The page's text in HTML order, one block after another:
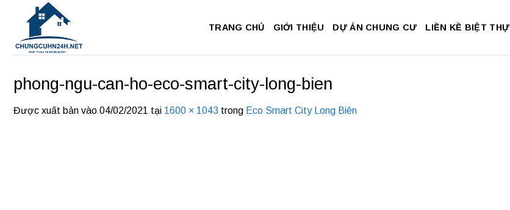
dung
TRANG CHỦ GIỚI THIỆU DỰ ÁN CHUNG CƯ LIỀN KỀ BIỆT THỰ
phong-ngu-can-ho-eco-smart-city-long-bien
Được xuất bản vào 04/02/2021 tại 1600 × 1043 trong Eco Smart City Long Biên